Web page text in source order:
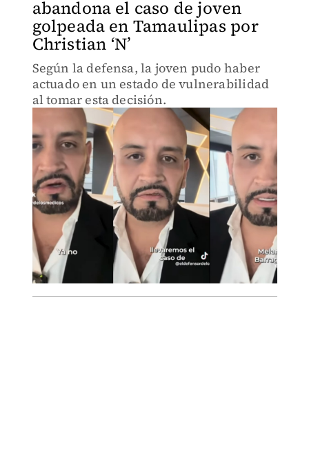
abandona el caso de joven
golpeada en Tamaulipas por
Christian ‘N’
Según la defensa, la joven pudo haber
actuado en un estado de vulnerabilidad
al tomar esta decisión.